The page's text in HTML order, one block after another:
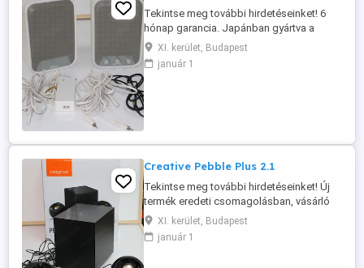
Tekintse meg további hirdetéseinket! 6
hónap garancia. Japánban gyártva a
Seiko Epson Corporation által 2 30 W
maximális teljesítmény, 80 Hz 20 kHz
Teljes kábelkészlet, tápegység és fali
XI. kerület, Budapest
január 1
Creative Pebble Plus 2.1
Tekintse meg további hirdetéseinket! Új
termék eredeti csomagolásban, vásárló
által megvásárolt és visszaküldött termék.
Kiváló ár, jóval a bolti ár alatt. 6 hónap
garancia. PARAMÉTEREK: Teljesítmény: 8
XI. kerület, Budapest
január 1